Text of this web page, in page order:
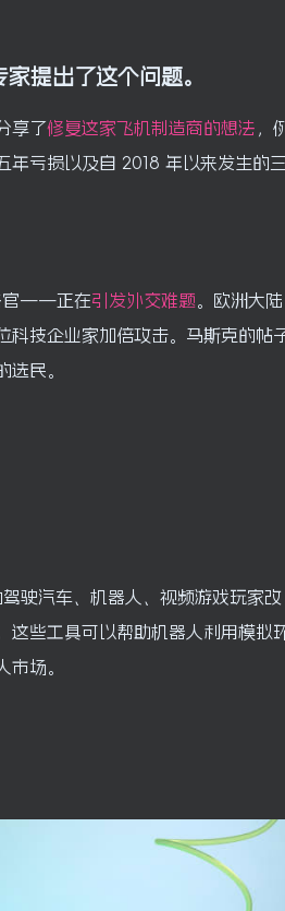
提出了这个问题。
享了修复这家飞机制造商的想法 ，
年亏损以及自 2018 年以来发生的
官——正在引发外交难题 。欧洲大陆
科技企业家加倍攻击。马斯克的帖
选民。
驶汽车、机器人、视频游戏玩家改
这些工具可以帮助机器人利用模拟
市场。